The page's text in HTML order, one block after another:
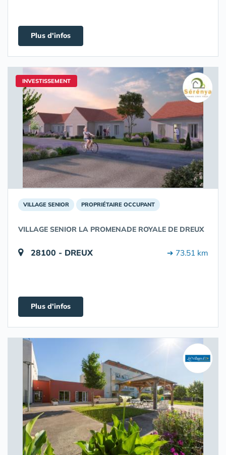
Plus d'infos
INVESTISSEMENT
VILLAGE SENIOR PROPRIÉTAIRE OCCUPANT
VILLAGE SENIOR LA PROMENADE ROYALE DE DREUX
28100 - DREUX ➔ 73.51 km
Plus d'infos